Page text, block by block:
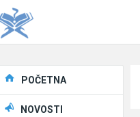
Explore
POČETNA
NOVOSTI